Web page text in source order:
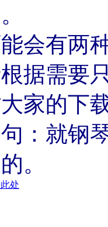
会有两
据需要
家的下
：就钢
。
处